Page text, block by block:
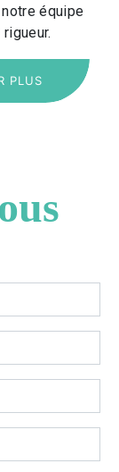
équipe
PLUS